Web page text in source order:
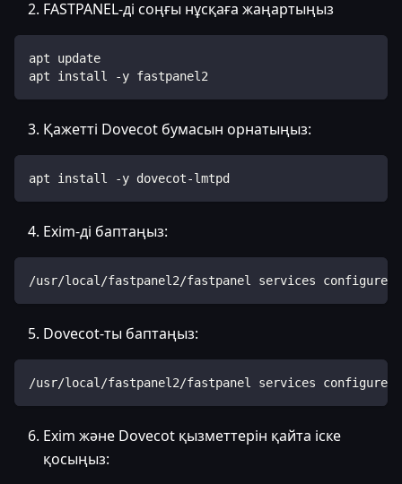
FASTPANEL-ді соңғы нұсқаға жаңартыңыз
apt update
apt install -y fastpanel2
Қажетті Dovecot бумасын орнатыңыз:
apt install -y dovecot-lmtpd
Exim-ді баптаңыз:
/usr/local/fastpanel2/fastpanel services configure
Dovecot-ты баптаңыз:
/usr/local/fastpanel2/fastpanel services configure
Exim және Dovecot қызметтерін қайта іске
қосыңыз: